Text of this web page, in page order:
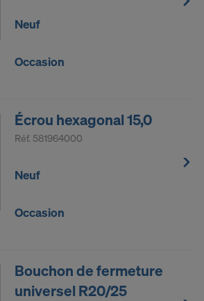
Neuf
Occasion
Écrou hexagonal 15,0
Réf. 581964000
Neuf
Occasion
Bouchon de fermeture
universel R20/25